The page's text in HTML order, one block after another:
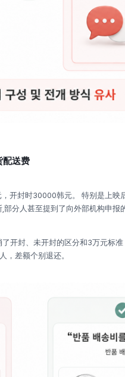
配送费
开封时30000韩元。 特别是上映
分人甚至提到了向外部机构申报
开封、未开封的区分和3万元标
，差额个别退还。